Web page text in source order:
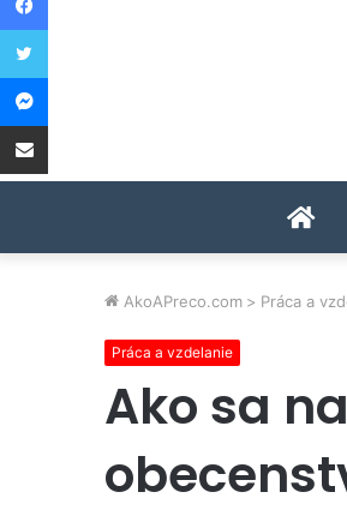
AkoAPreco.com > Práca a
Práca a vzdelanie
Ako sa
Twitter
Messenger
Share via Email